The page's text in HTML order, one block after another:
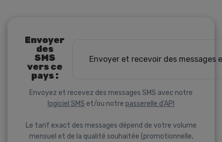
Envoyer
des
SMS
vers ce
pays :
Envoyer et recevoir des messages
Envoyez et recevez des messages SMS avec notre
logiciel SMS et/ou notre passerelle d’API
Le tarif exact des messages dépend de votre volume
mensuel et de la qualité souhaitée (promotionnelle,